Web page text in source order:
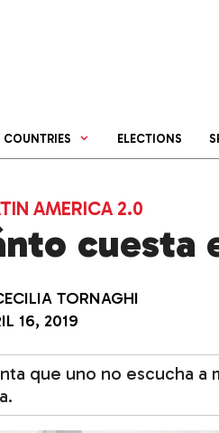
COUNTRIES ELECTIONS
AMERICA 2.0
cuesta
TORNAGHI
16, 2019
que uno no escucha a